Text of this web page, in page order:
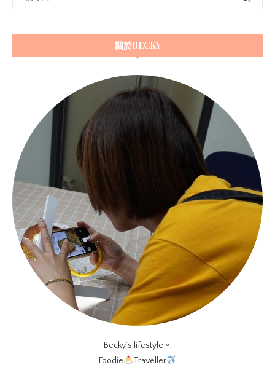
關於BECKY
Becky’s lifestyle。
Foodie
Traveller